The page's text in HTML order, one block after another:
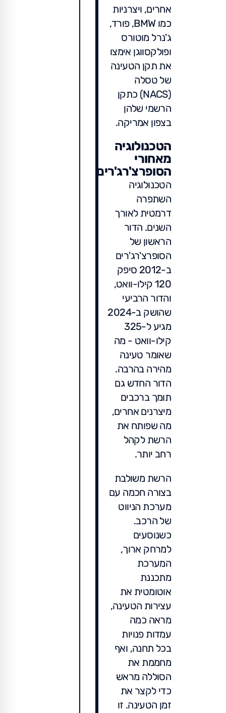
אחרים, ויצרניות
כמו BMW, פורד,
ג'נרל מוטורס
ופולקסווגן אימצו
את תקן הטעינה
של טסלה
(NACS) כתקן
הרשמי שלהן
בצפון אמריקה.
הטכנולוגיה
מאחורי
הסופרצ'רג'רים
הטכנולוגיה
השתפרה
דרמטית לאורך
השנים. הדור
הראשון של
הסופרצ'רג'רים
ב-2012 סיפק
120 קילו-וואט,
והדור הרביעי
שהושק ב-2024
מגיע ל-325
קילו-וואט - מה
שאומר טעינה
מהירה בהרבה.
הדור החדש גם
תומך ברכבים
מיצרנים אחרים,
מה שפותח את
הרשת לקהל
רחב יותר.
הרשת משולבת
בצורה חכמה עם
מערכת הניווט
של הרכב.
כשנוסעים
למרחק ארוך,
המערכת
מתכננת
אוטומטית את
עצירות הטעינה,
מראה כמה
עמדות פנויות
בכל תחנה, ואף
מחממת את
הסוללה מראש
כדי לקצר את
זמן הטעינה. זו